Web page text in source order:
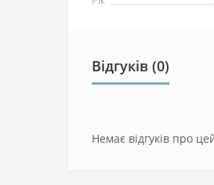
Відгуків (0)
Немає відгуків про